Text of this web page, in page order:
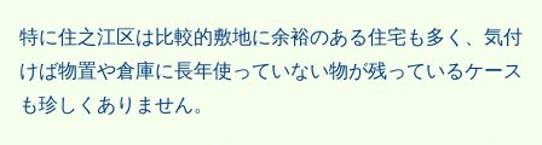
特に住之江区は比較的敷地に余裕のある住宅も多く、気付
けば物置や倉庫に長年使っていない物が残っているケース
も珍しくありません。